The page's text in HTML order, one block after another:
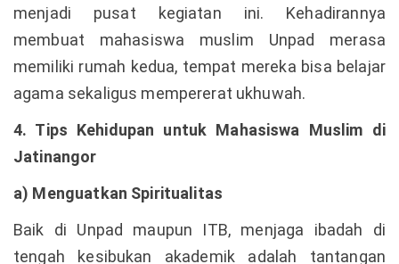
menjadi pusat kegiatan ini. Kehadirannya
membuat mahasiswa muslim Unpad merasa
memiliki rumah kedua, tempat mereka bisa belajar
agama sekaligus mempererat ukhuwah.
4. Tips Kehidupan untuk Mahasiswa Muslim di
Jatinangor
a) Menguatkan Spiritualitas
Baik di Unpad maupun ITB, menjaga ibadah di
tengah kesibukan akademik adalah tantangan